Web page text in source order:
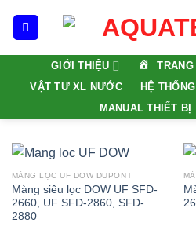
GIỚI THIỆU TRANG
VẬT TƯ XL NƯỚC
HỆ THỐNG
MANUAL THIẾT BỊ
MÀNG LỌC UF DOW DUPONT
Màng siêu lọc DOW UF SFD-
2660, UF SFD-2860, SFD-
2880